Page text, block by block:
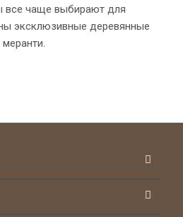
все чаще выбирают для
эксклюзивные деревянные